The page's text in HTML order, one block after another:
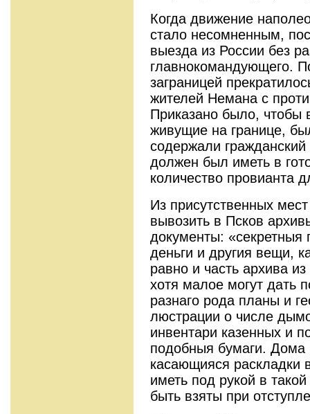
Когда движение
стало несомненным,
выезда из России без
главнокомандующего.
заграницей
жителей Немана с
Приказано было, чтобы
живущие на границе,
содержали
должен был иметь в
количество провианта
Из присутственных
вывозить в Псков
документы: «секретныя
деньги и другия вещи,
равно и часть архива
хотя малое могут дать
разнаго рода планы и
люстрации о числе
инвентари казенных и
подобныя бумаги. Дома
касающияся раскладки
иметь под рукой в
быть взяты при